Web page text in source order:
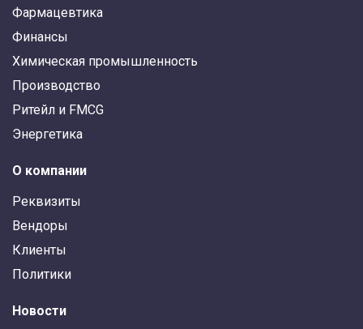
Фармацевтика
Финансы
Химическая промышленность
Производство
Ритейл и FMCG
Энергетика
О компании
Реквизиты
Вендоры
Клиенты
Политики
Новости